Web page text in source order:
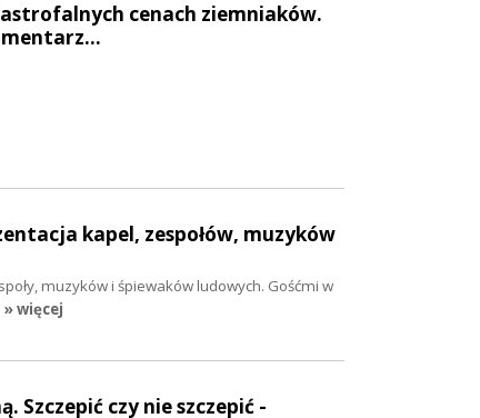
cenach ziemniaków.
kapel, zespołów, muzyków
muzyków i śpiewaków ludowych. Gośćmi w
» więcej
Szczepić czy nie szczepić -